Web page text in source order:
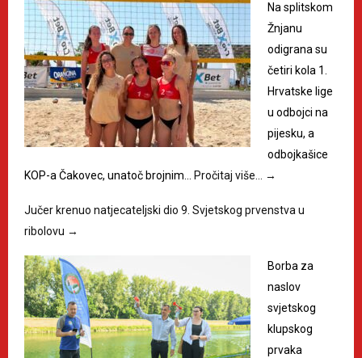
Na splitskom
Žnjanu
odigrana su
četiri kola 1.
Hrvatske lige
u odbojci na
pijesku, a
odbojkašice
KOP-a Čakovec, unatoč brojnim…
Pročitaj više… →
Jučer krenuo natjecateljski dio 9. Svjetskog prvenstva u
ribolovu →
Borba za
naslov
svjetskog
klupskog
prvaka